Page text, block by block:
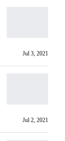
Jul 3, 2021
Jul 2, 2021